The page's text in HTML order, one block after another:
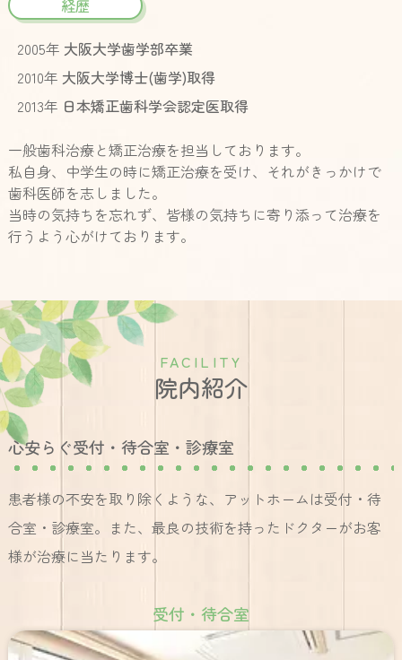
経歴
2005年 大阪大学歯学部卒業
2010年 大阪大学博士(歯学)取得
2013年 日本矯正歯科学会認定医取得
一般歯科治療と矯正治療を担当しております。
私自身、中学生の時に矯正治療を受け、それがきっかけで
歯科医師を志しました。
当時の気持ちを忘れず、皆様の気持ちに寄り添って治療を
行うよう心がけております。
FAC I L I TY
院内紹介
心安らぐ受付・待合室・診療室
患者様の不安を取り除くような、アットホームは受付・待
合室・診療室。また、最良の技術を持ったドクターがお客
様が治療に当たります。
受付・待合室